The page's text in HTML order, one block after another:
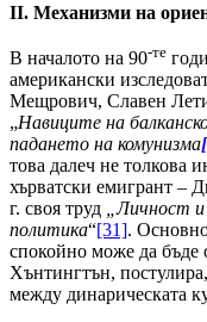
II. Механизми на
В началото на 90-те
американски
Мещрович, Славен
„Навиците на
падането на комунизма
това далеч не толкова
хърватски емигрант –
г. своя труд
„Личност
политика“[31].
спокойно може да бъде
Хънтингтън,
между динарическата